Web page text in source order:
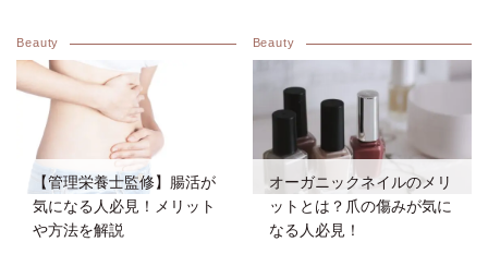
Beauty
【管理栄養士監修】腸活が
気になる人必見！メリット
や方法を解説
Beauty
オーガニックネイルのメリ
ットとは？爪の傷みが気に
なる人必見！